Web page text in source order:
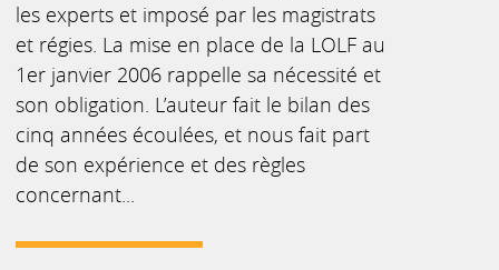
les experts et imposé par les magistrats
et régies. La mise en place de la LOLF au
1er janvier 2006 rappelle sa nécessité et
son obligation. L’auteur fait le bilan des
cinq années écoulées, et nous fait part
de son expérience et des règles
concernant...